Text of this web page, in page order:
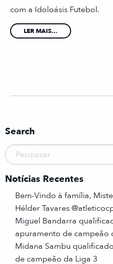
com a Idoloásis Futebol.
LER MAIS...
Search
Notícias Recentes
Bem-Vindo à família,
Hélder Tavares
Miguel Bandarra
apuramento de campeão
Midana Sambu
de campeão da Liga 3